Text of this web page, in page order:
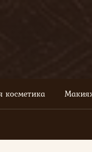
косметика